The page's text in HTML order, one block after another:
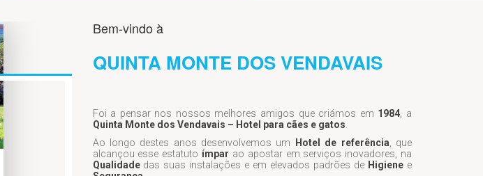
Bem-vindo à
QUINTA MONTE DOS VENDAVAIS
Foi a pensar nos nossos melhores amigos que criámos em 1984 , a
Quinta Monte dos Vendavais – Hotel para cães e gatos
Ao longo destes anos desenvolvemos um Hotel de referência , que
alcançou esse estatuto ímpar ao apostar em serviços inovadores, na
Qualidadedas suas instalações e em elevados padrões de Higiene e